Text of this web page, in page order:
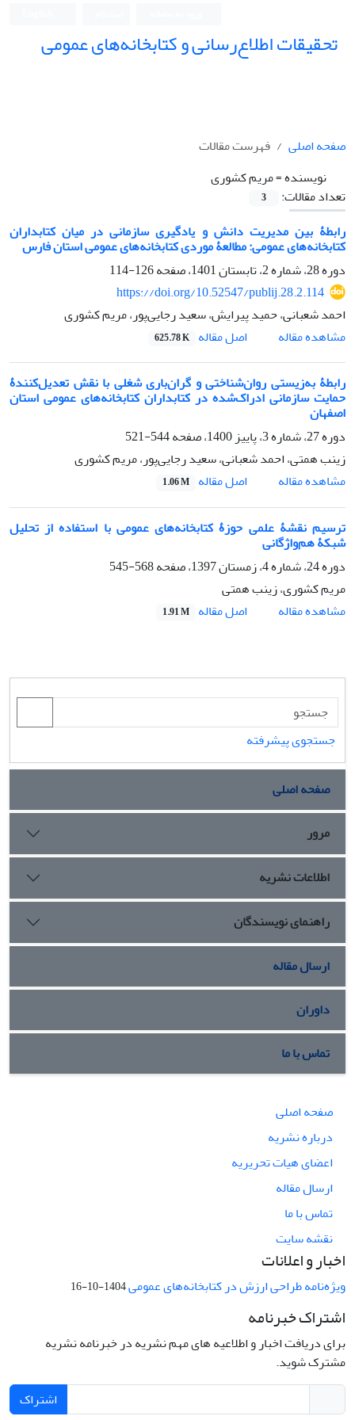
تحقیقات اطلاع‌رسانی و کتابخانه‌های عمومی
صفحه اصلی
فهرست مقالات
نویسنده =مریم کشوری
تعداد مقالات:
3
رابطۀ بین مدیریت دانش و یادگیری سازمانی در میان کتابداران
کتابخانه‌‌های عمومی: مطالعۀ موردی کتابخانه‌‌های عمومی استان فارس
دوره 28، شماره 2، تابستان 1401، صفحه
126-114
https://doi.org/10.52547/publij.28.2.114
احمد شعبانی، حمید پیرایش، سعید رجایی‌پور، مریم کشوری
مشاهده مقاله
اصل مقاله 625.78 K
رابطۀ به‌زیستی روان‌شناختی و گران‌باری شغلی با نقش تعدیل‌کنندۀ
حمایت سازمانی ادراک‌شده در کتابداران کتابخانه‌های عمومی استان
اصفهان
دوره 27، شماره 3، پاییز 1400، صفحه
544-521
زینب همتی، احمد شعبانی، سعید رجایی‌پور، مریم کشوری
مشاهده مقاله
اصل مقاله 1.06 M
ترسیم نقشۀ علمی حوزۀ کتابخانه‌های عمومی با استفاده از تحلیل
شبکۀ هم‌واژگانی
دوره 24، شماره 4، زمستان 1397، صفحه
568-545
مریم کشوری، زینب همتی
مشاهده مقاله
اصل مقاله 1.91 M
جستجوی پیشرفته
صفحه اصلی
مرور
اطلاعات نشریه
راهنمای نویسندگان
ارسال مقاله
داوران
تماس با ما
صفحه اصلی
درباره نشریه
اعضای هیات تحریریه
ارسال مقاله
تماس با ما
نقشه سایت
اخبار و اعلانات
ویژه‌نامه طراحی ارزش در کتابخانه‌های عمومی1404-10-16
اشتراک خبرنامه
برای دریافت اخبار و اطلاعیه های مهم نشریه در خبرنامه نشریه
مشترک شوید.
اشتراک